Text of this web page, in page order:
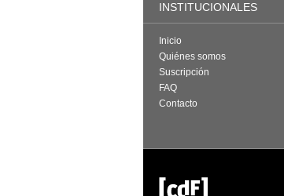
INSTITUCIONALES
Inicio
Quiénes somos
Suscripción
FAQ
Contacto